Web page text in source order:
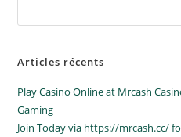
Articles récents
Play Casino Online at Mrcash
Gaming
Join Today via https://mrcash.cc/